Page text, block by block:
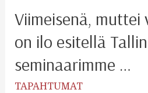
Viimeisenä, muttei
on ilo esitellä
seminaarimme …
TAPAHTUMAT